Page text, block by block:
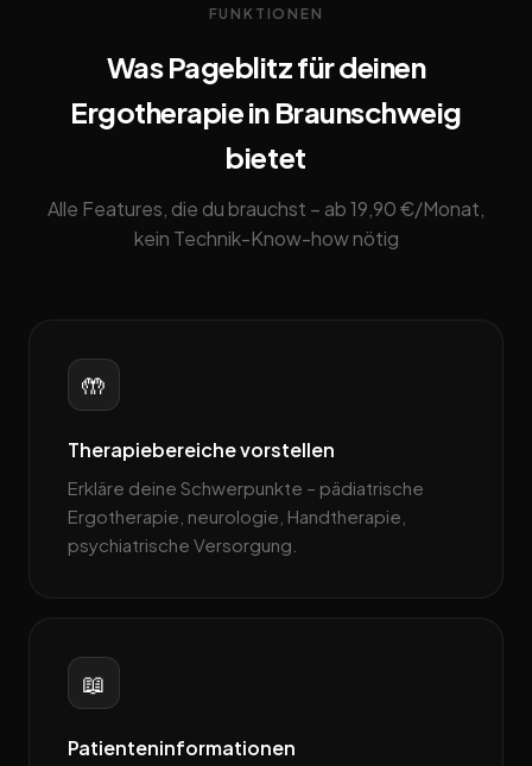
FUNKTIONEN
Was Pageblitz für deinen
Ergotherapie in Braunschweig
bietet
Alle Features, die du brauchst – ab 19,90 €/Monat,
kein Technik-Know-how nötig
🤲
Therapiebereiche vorstellen
Erkläre deine Schwerpunkte – pädiatrische
Ergotherapie, neurologie, Handtherapie,
psychiatrische Versorgung.
📖
Patienteninformationen